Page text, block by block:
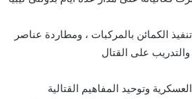
الكمائن بالمركبات ، ومطاردة عناصر
على القتال
وتوحيد المفاهيم القتالية